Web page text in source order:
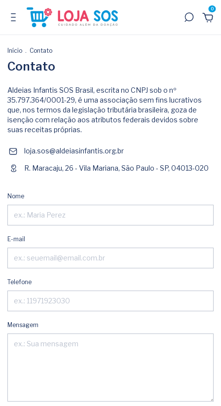
0
Início . Contato
Contato
Aldeias Infantis SOS Brasil, escrita no CNPJ sob o nº
35.797.364/0001-29, é uma associação sem fins lucrativos
que, nos termos da legislação tributária brasileira, goza de
isenção com relação aos atributos federais devidos sobre
suas receitas próprias.
loja.sos@aldeiasinfantis.org.br
R. Maracaju, 26 - Vila Mariana, São Paulo - SP, 04013-020
Nome
E-mail
Telefone
Mensagem